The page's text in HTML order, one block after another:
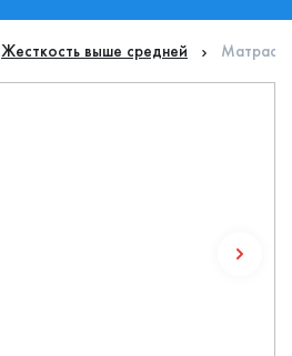
Жесткость выше средней Матрас